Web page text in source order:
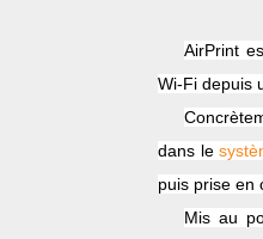
AirPrint
Wi-Fi depuis
dans le
puis prise en
Mis au